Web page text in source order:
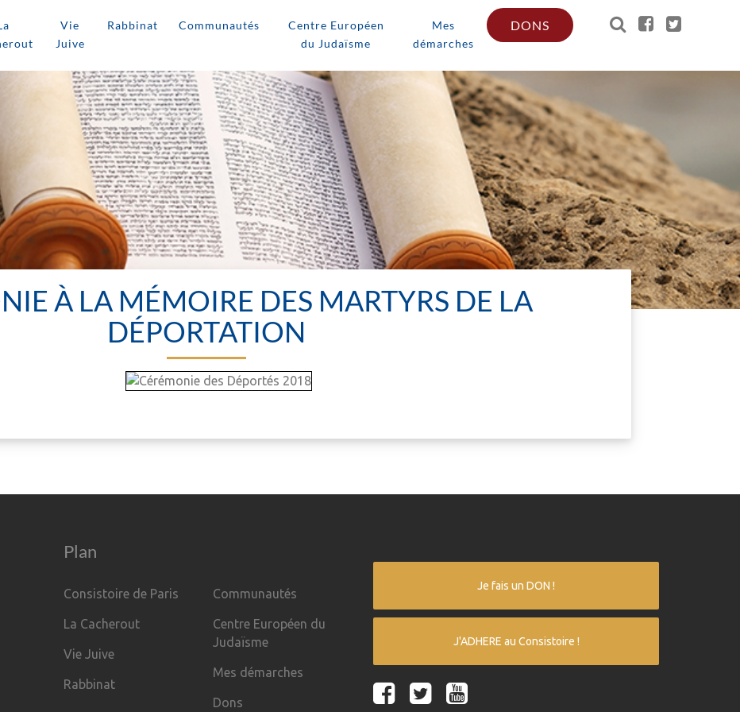
Vie
Juive
Rabbinat Communautés
Centre Européen
du Judaïsme
Mes
démarches
DONS
À LA MÉMOIRE DES MARTYRS DE LA
DÉPORTATION
Plan
Consistoire de Paris
La Cacherout
Vie Juive
Rabbinat
Communautés
Centre Européen du
Judaïsme
Mes démarches
Dons
Je fais un DON !
J'ADHERE au Consistoire !